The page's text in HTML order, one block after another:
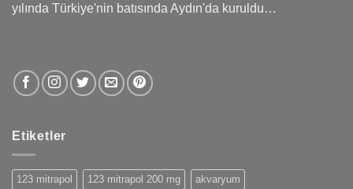
yılında Türkiye'nin batısında Aydın'da kuruldu…
Etiketler
123 mitrapol 123 mitrapol 200 mg akvaryum